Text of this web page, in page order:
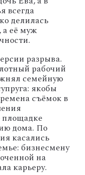
всегда
делилась
аеё муж
разрыва.
рабочий
семейную
якобы
съёмокв
площадке
дома. По
касались
бизнесмену
на
карьеру.